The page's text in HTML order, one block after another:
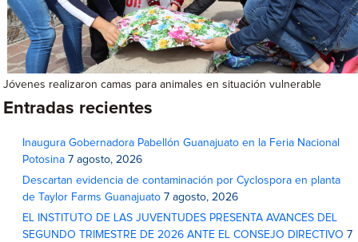
Jóvenes realizaron camas para animales en situación vulnerable
Entradas recientes
Inaugura Gobernadora Pabellón Guanajuato en la Feria Nacional
Potosina 7 agosto, 2026
Descartan evidencia de contaminación por Cyclospora en planta
de Taylor Farms Guanajuato 7 agosto, 2026
EL INSTITUTO DE LAS JUVENTUDES PRESENTA AVANCES DEL
SEGUNDO TRIMESTRE DE 2026 ANTE EL CONSEJO DIRECTIVO 7